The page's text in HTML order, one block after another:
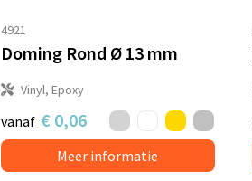
4921
Doming Rond Ø 13 mm
Vinyl, Epoxy
vanaf € 0,06
Meer informatie